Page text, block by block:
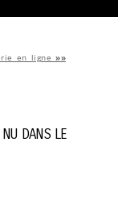
en ligne »»
Dans Le